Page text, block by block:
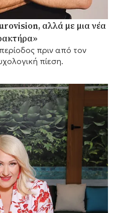
αλλά με μια νέα
πριν από τον
πίεση.